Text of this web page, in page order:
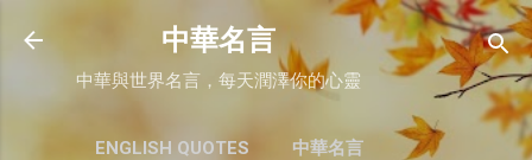
跳至主要內容
中華名言
中華與世界名言，每天潤澤你的心靈
ENGLISH QUOTES 中華名言